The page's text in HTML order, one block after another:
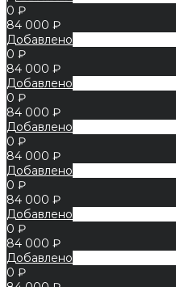
0 ₽
84 000 ₽
Добавлено
0 ₽
84 000 ₽
Добавлено
0 ₽
84 000 ₽
Добавлено
0 ₽
84 000 ₽
Добавлено
0 ₽
84 000 ₽
Добавлено
0 ₽
84 000 ₽
Добавлено
0 ₽